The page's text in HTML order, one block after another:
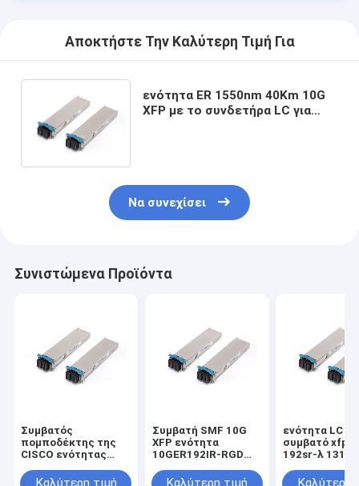
Αποκτήστε Την Καλύτερη Τιμή Για
ενότητα ER 1550nm 40Km 10G
XFP με το συνδετήρα LC για
Να συνεχίσει
Συνιστώμενα Προϊόντα
Συμβατός
πομποδέκτης της
CISCO ενότητας
xc-10G 30.3nm -
Συμβατή SMF 10G
XFP ενότητα
10GER192IR-RGD
Ethernet
ενότητα LC
συμβατό
192sr-λ